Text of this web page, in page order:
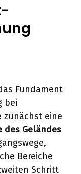
Fundament
bei
zunächst eine
Geländes
Bereiche
Schritt